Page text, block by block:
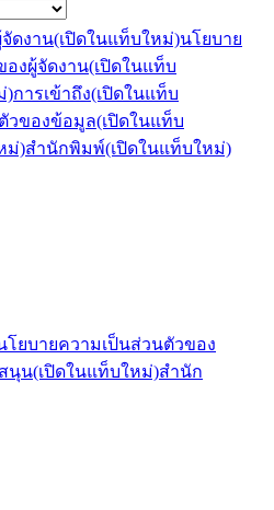
ดงาน(เปิดในแท็บใหม่)นโยบาย
งผู้จัดงาน(เปิดในแท็บ
)การเข้าถึง(เปิดในแท็บ
วของข้อมูล(เปิดในแท็บ
ม่)สำนักพิมพ์(เปิดในแท็บใหม่)
โยบายความเป็นส่วนตัวของ
นุน(เปิดในแท็บใหม่)สำนัก